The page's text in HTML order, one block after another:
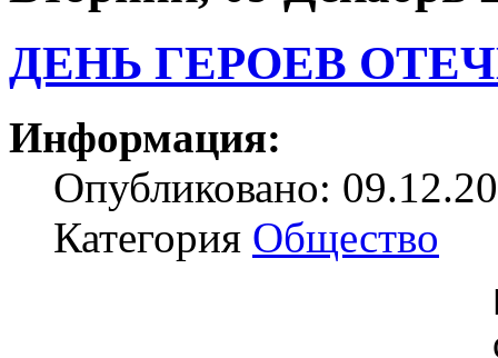
ДЕНЬ ГЕРОЕВ
Информация:
Опубликовано:
Категория Общество